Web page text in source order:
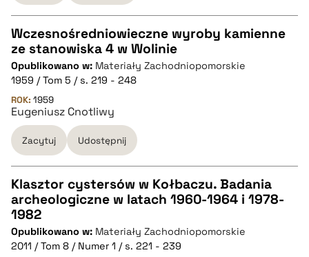
pobierz cytat
CZYSTY TEKST
pobierz cytat
BIBTEX
pobierz cytat
Wczesnośredniowieczne wyroby kamienne
ze stanowiska 4 w Wolinie
Opublikowano w: Materiały Zachodniopomorskie
1959 / Tom 5 / s. 219 - 248
ROK: 1959
Eugeniusz Cnotliwy
Zacytuj Udostępnij
CZYSTY TEKST
pobierz cytat
Klasztor cystersów w Kołbaczu. Badania
archeologiczne w latach 1960-1964 i 1978-
1982
Opublikowano w: Materiały Zachodniopomorskie
2011 / Tom 8 / Numer 1 / s. 221 - 239